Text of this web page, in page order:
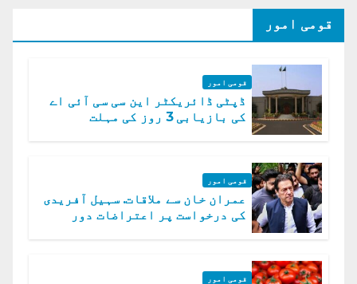
قومی امور
قومی امور
ڈپٹی ڈائریکٹر این سی سی آئی اے
کی بازیابی 3 روز کی مہلت
قومی امور
عمران خان سے ملاقات. سہیل آفریدی
کی درخواست پر اعتراضات دور
قومی امور